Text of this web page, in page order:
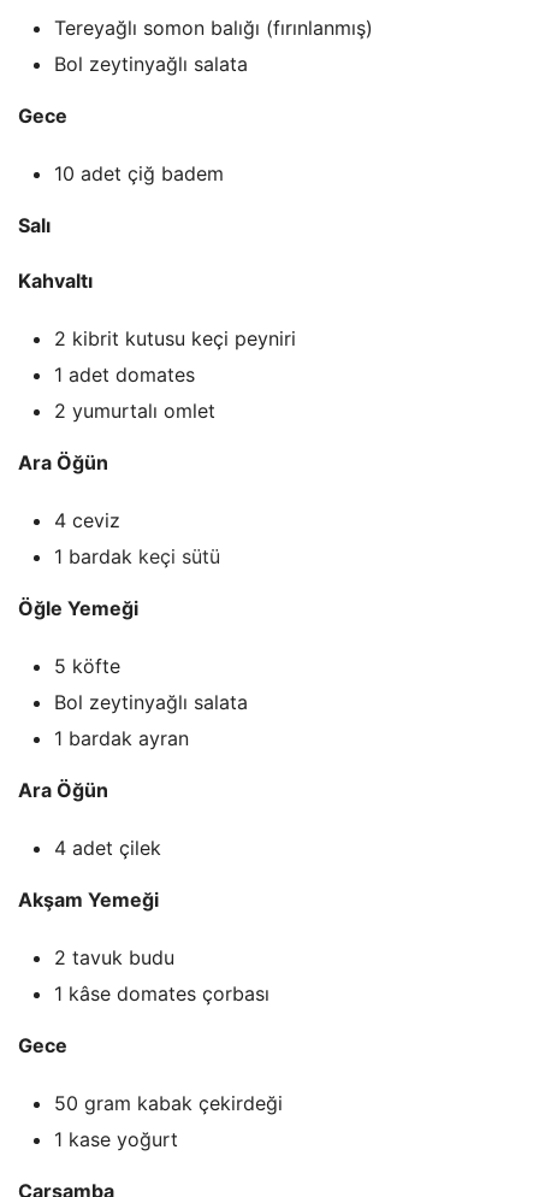
Tereyağlı somon balığı (fırınlanmış)
Bol zeytinyağlı salata
Gece
10 adet çiğ badem
Salı
Kahvaltı
2 kibrit kutusu keçi peyniri
1 adet domates
2 yumurtalı omlet
Ara Öğün
4 ceviz
1 bardak keçi sütü
Öğle Yemeği
5 köfte
Bol zeytinyağlı salata
1 bardak ayran
Ara Öğün
4 adet çilek
Akşam Yemeği
2 tavuk budu
1 kâse domates çorbası
Gece
50 gram kabak çekirdeği
1 kase yoğurt
Çarşamba